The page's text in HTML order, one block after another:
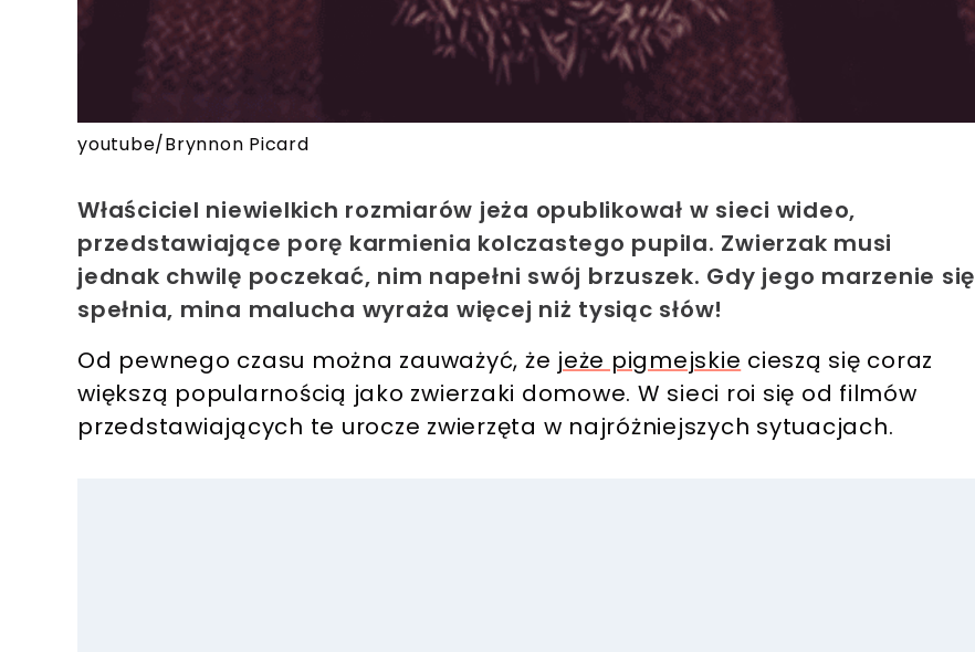
youtube/Brynnon Picard
Właściciel niewielkich rozmiarów jeża opublikował w sieci wideo,
przedstawiające porę karmienia kolczastego pupila. Zwierzak musi
jednak chwilę poczekać, nim napełni swój brzuszek. Gdy jego marzenie się
spełnia, mina malucha wyraża więcej niż tysiąc słów!
Od pewnego czasu można zauważyć, że jeże pigmejskie cieszą się coraz
większą popularnością jako zwierzaki domowe. W sieci roi się od filmów
przedstawiających te urocze zwierzęta w najróżniejszych sytuacjach.